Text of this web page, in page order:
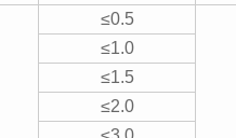
≤0.5
≤1.0
≤1.5
≤2.0